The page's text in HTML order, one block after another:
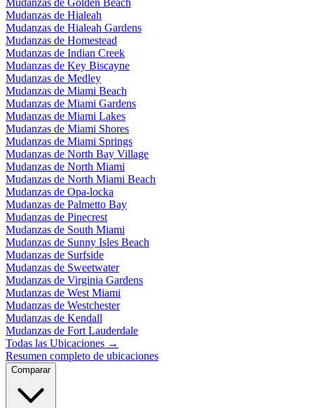
Mudanzas de Golden Beach
Mudanzas de Hialeah
Mudanzas de Hialeah Gardens
Mudanzas de Homestead
Mudanzas de Indian Creek
Mudanzas de Key Biscayne
Mudanzas de Medley
Mudanzas de Miami Beach
Mudanzas de Miami Gardens
Mudanzas de Miami Lakes
Mudanzas de Miami Shores
Mudanzas de Miami Springs
Mudanzas de North Bay Village
Mudanzas de North Miami
Mudanzas de North Miami Beach
Mudanzas de Opa-locka
Mudanzas de Palmetto Bay
Mudanzas de Pinecrest
Mudanzas de South Miami
Mudanzas de Sunny Isles Beach
Mudanzas de Surfside
Mudanzas de Sweetwater
Mudanzas de Virginia Gardens
Mudanzas de West Miami
Mudanzas de Westchester
Mudanzas de Kendall
Mudanzas de Fort Lauderdale
Todas las Ubicaciones →
Resumen completo de ubicaciones
Comparar